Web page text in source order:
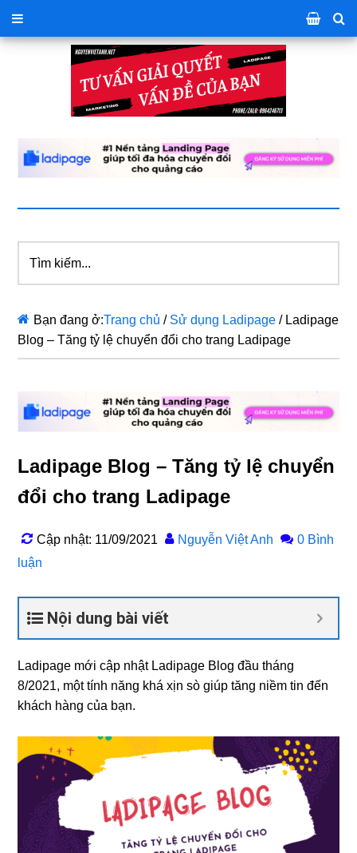
kiếm...
Bạn đang ở:Trang chủ / Sử dụng Ladipage /Ladipage
Blog – Tăng tỷ lệ chuyển đổi cho trang Ladipage
Ladipage Blog – Tăng tỷ lệ chuyển
đổi cho trang Ladipage
Cập nhật: 11/09/2021 Nguyễn Việt Anh
0 Bình
luận
Nội dung bài viết
Ladipage mới cập nhật Ladipage Blog đầu tháng
8/2021, một tính năng khá xịn sò giúp tăng niềm tin đến
khách hàng của bạn.